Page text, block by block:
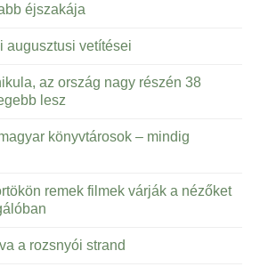
éjszakája
augusztusi vetítései
az ország nagy részén 38
lesz
könyvtárosok – mindig
remek filmek várják a nézőket
a rozsnyói strand